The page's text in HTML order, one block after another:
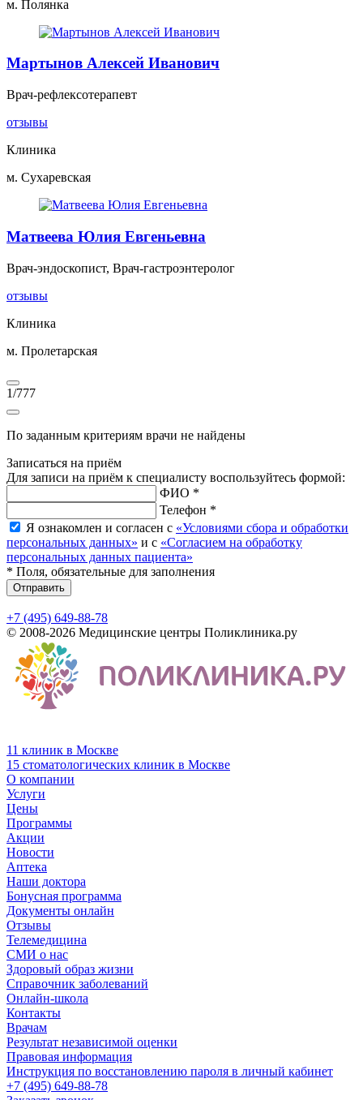
м. Полянка
Мартынов Алексей Иванович
Врач-рефлексотерапевт
отзывы
Клиника
м. Сухаревская
Матвеева Юлия Евгеньевна
Врач-эндоскопист, Врач-гастроэнтеролог
отзывы
Клиника
м. Пролетарская
1/777
По заданным критериям врачи не найдены
Записаться на приём
Для записи на приём к специалисту воспользуйтесь формой:
ФИО *
Телефон *
Я ознакомлен и согласен с «Условиями сбора и обработки
персональных данных» и с «Согласием на обработку
персональных данных пациента»
* Поля, обязательные для заполнения
Отправить
+7 (495) 649-88-78
© 2008-2026 Медицинские центры Поликлиника.ру
11 клиник в Москве
15 стоматологических клиник в Москве
О компании
Услуги
Цены
Программы
Акции
Новости
Аптека
Наши доктора
Бонусная программа
Документы онлайн
Отзывы
Телемедицина
СМИ о нас
Здоровый образ жизни
Справочник заболеваний
Онлайн-школа
Контакты
Врачам
Результат независимой оценки
Правовая информация
Инструкция по восстановлению пароля в личный кабинет
+7 (495) 649-88-78